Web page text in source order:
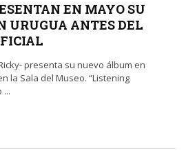
EN MAYO SU
URUGUA ANTES DEL
presenta su nuevo álbum en
la Sala del Museo. “Listening
...